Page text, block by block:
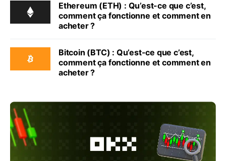
Ethereum (ETH) : Qu’est-ce que c’est,
comment ça fonctionne et comment en
acheter ?
Bitcoin (BTC) : Qu’est-ce que c’est,
comment ça fonctionne et comment en
acheter ?